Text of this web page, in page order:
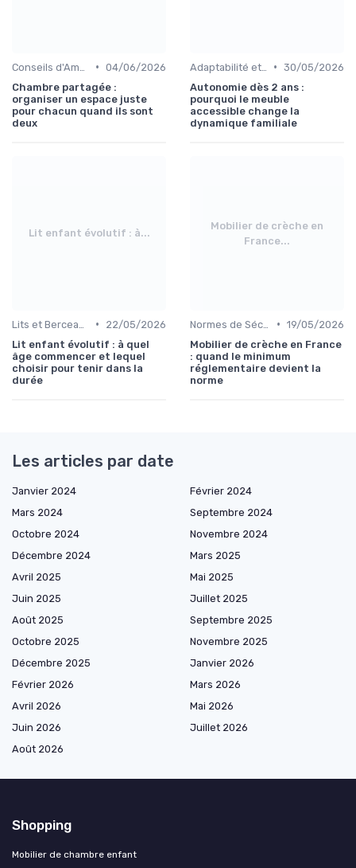
• 04/06/2026
Chambre partagée :
organiser un espace juste
pour chacun quand ils sont
deux
• 30/05/2026
Autonomie dès 2 ans :
pourquoi le meuble
accessible change la
dynamique familiale
Lit enfant évolutif : à...
•
22/05/2026
Lit enfant évolutif : à quel
âge commencer et lequel
choisir pour tenir dans la
durée
Mobilier de crèche en
France...
• 19/05/2026
Mobilier de crèche en France
: quand le minimum
réglementaire devient la
norme
Les articles par date
Janvier 2024
Février 2024
Mars 2024
Septembre 2024
Octobre 2024
Novembre 2024
Décembre 2024
Mars 2025
Avril 2025
Mai 2025
Juin 2025
Juillet 2025
Août 2025
Septembre 2025
Octobre 2025
Novembre 2025
Décembre 2025
Janvier 2026
Février 2026
Mars 2026
Avril 2026
Mai 2026
Juin 2026
Juillet 2026
Août 2026
Shopping
Mobilier de chambre enfant